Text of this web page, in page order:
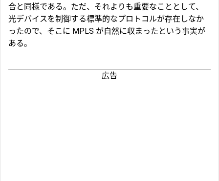
合と同様である。ただ、それよりも重要なこととして、
光デバイスを制御する標準的なプロトコルが存在しなか
ったので、そこに MPLS が自然に収まったという事実が
ある。
広告